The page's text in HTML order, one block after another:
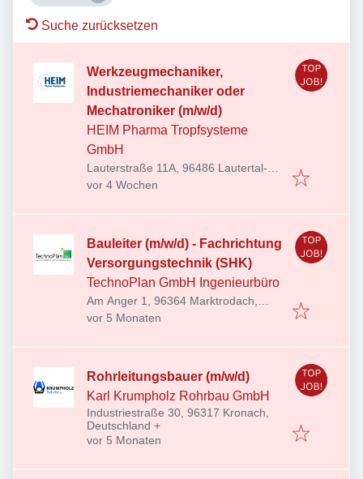
Suche zurücksetzen
Werkzeugmechaniker,
Industriemechaniker oder
Mechatroniker (m/w/d)
HEIM Pharma Tropfsysteme
GmbH
Lauterstraße 11A, 96486 Lautertal-
Unterlauter, Deutschland
Veröffentlicht:
vor 4 Wochen
Bauleiter (m/w/d) - Fachrichtung
Versorgungstechnik (SHK)
TechnoPlan GmbH Ingenieurbüro
Am Anger 1, 96364 Marktrodach,
Deutschland
Veröffentlicht:
vor 5 Monaten
Rohrleitungsbauer (m/w/d)
Karl Krumpholz Rohrbau GmbH
Industriestraße 30, 96317 Kronach,
Deutschland +
Veröffentlicht:
vor 5 Monaten